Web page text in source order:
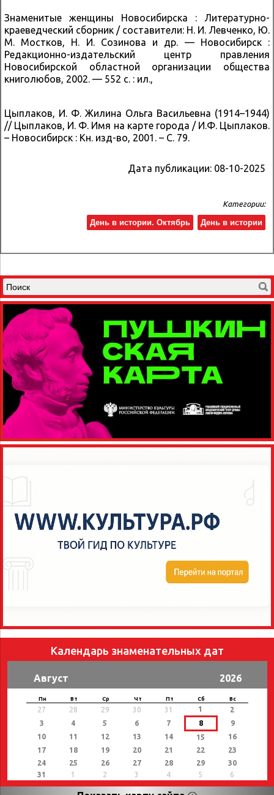
Знаменитые женщины Новосибирска : Литературно-
краеведческий сборник / составители: Н. И. Левченко, Ю.
М. Мостков, Н. И. Созинова и др. — Новосибирск :
Редакционно-издательский центр правления
Новосибирской областной организации общества
книголюбов, 2002. — 552 с. : ил.,
Цыплаков, И. Ф. Жилина Ольга Васильевна (1914–1944)
// Цыплаков, И. Ф. Имя на карте города / И.Ф. Цыплаков.
– Новосибирск : Кн. изд-во, 2001. – С. 79.
Дата публикации: 08-10-2025
Категории:
День в истории
День в истории. Октябрь
Календарь знаменательных дат
Август 2026
Пн Вт Ср Чт Пт Сб Вс
27 28 29 30 31 1
2
3
4 5 6 7 8
9
10
11 12 13 14 15
16
17
18 19 20 21 22
23
24
25 26 27 28 29
30
31
1 2 3 4 5 6